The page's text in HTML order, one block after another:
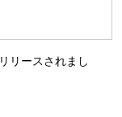
リースされまし